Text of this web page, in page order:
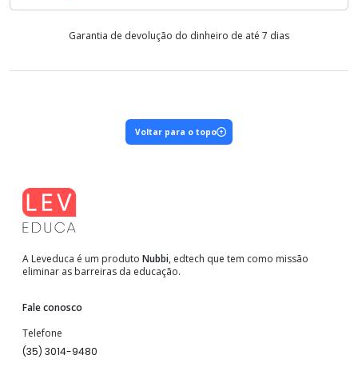
Garantia de devolução do dinheiro de até 7 dias
Voltar para o topo
A Leveduca é um produto Nubbi, edtech que tem como missão
eliminar as barreiras da educação.
Fale conosco
Telefone
(35) 3014-9480